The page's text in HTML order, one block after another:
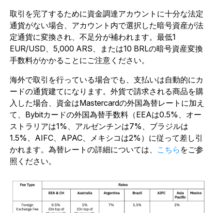
取引を完了するために資金調達アカウントに十分な法定
通貨がない場合、アカウント内で選択した暗号資産が法
定通貨に変換され、不足分が補われます。最低1
EUR/USD、5,000 ARS、または10 BRLの暗号資産変換
手数料がかかることにご注意ください。
海外で取引を行っている場合でも、支払いは自動的にカ
ードの通貨建てになります。外貨で請求される商品を購
入した場合、資金はMastercardの外国為替レートに加え
て、Bybitカードの外国為替手数料（EEAは0.5%、オー
ストラリアは1%、アルゼンチンは7%、ブラジルは
1.5%、AIFC、APAC、メキシコは2%）に従って差し引
かれます。為替レートの詳細については、 こちら をご参
照ください。